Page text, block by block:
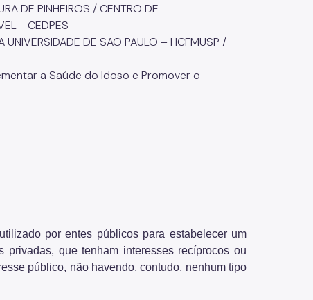
DE PINHEIROS / CENTRO DE
- CEDPES
DE SÃO PAULO – HCFMUSP /
a Saúde do Idoso e Promover o
por entes públicos para estabelecer um
que tenham interesses recíprocos ou
público, não havendo, contudo, nenhum tipo